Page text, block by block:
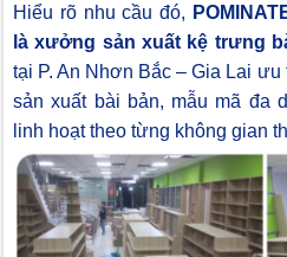
Hiểu rõ nhu cầu đó,
là xưởng sản xuất kệ trưng
tại P. An Nhơn Bắc – Gia Lai
sản xuất bài bản, mẫu mã đa
linh hoạt theo từng không gian